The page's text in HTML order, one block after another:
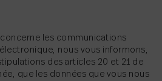
les communications
nous vous informons,
des articles 20 et 21 de
que les données que vous nous